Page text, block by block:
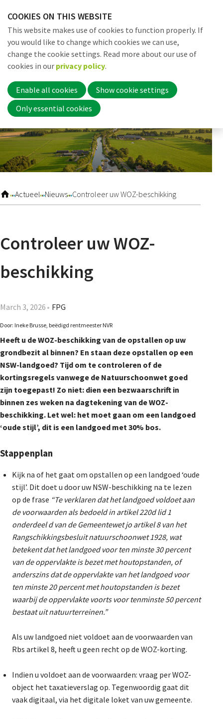
links
Jump
to
navigation
to
main
content
Actueel Nieuws Controleer uw WOZ-beschikking
Controleer uw WOZ-
beschikking
March 3, 2026 FPG
Door: Ineke Brusse, beëdigd rentmeester NVR
Heeft u de WOZ-beschikking van de opstallen op uw
grondbezit al binnen? En staan deze opstallen op een
NSW-landgoed? Tijd om te controleren of de
kortingsregels vanwege de Natuurschoonwet goed
zijn toegepast! Zo niet: dien een bezwaarschrift in
binnen zes weken na dagtekening van de WOZ-
beschikking. Let wel: het moet gaan om een landgoed
‘oude stijl’, dit is een landgoed met 30% bos.
Stappenplan
Kijk na of het gaat om opstallen op een landgoed ‘oude
stijl’. Dit doet u door uw NSW-beschikking na te lezen
op de frase “Te verklaren dat het landgoed voldoet aan
de voorwaarden als bedoeld in artikel 220d lid 1
onderdeel d van de Gemeentewet jo artikel 8 van het
Rangschikkingsbesluit natuurschoonwet 1928, wat
betekent dat het landgoed voor ten minste 30 percent
van de oppervlakte is bezet met houtopstanden, of
anderszins dat de oppervlakte van het landgoed voor
ten minste 20 percent met houtopstanden is bezet
waarbij de oppervlakte voorts voor tenminste 50 percent
bestaat uit natuurterreinen.”
Als uw landgoed niet voldoet aan de voorwaarden van
Rbs artikel 8, heeft u geen recht op de WOZ-korting.
Indien u voldoet aan de voorwaarden: vraag per WOZ-
object het taxatieverslag op. Tegenwoordig gaat dit
vaak digitaal, via het digitale loket van uw gemeente.
Home
Nieuwsbrief
Dossiers
Contact
COOKIES ON THIS WEBSITE
This website makes use of cookies to function properly. If
you would like to change which cookies we can use,
change the cookie settings. Read more about our use of
cookies in our privacy policy.
Enable all cookies
Show cookie settings
Only essential cookies